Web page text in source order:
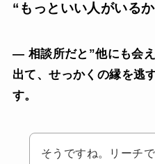
“もっといい人がいる
— 相談所だと”他にも会
出て、せっかくの縁を逃
す。
そうですね。リーチ